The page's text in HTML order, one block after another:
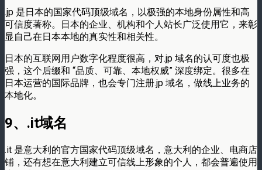
.jp 是日本的国家代码顶级域名，以极强的本地身份属性和高
可信度著称。日本的企业、机构和个人站长广泛使用它，来彰
显自己在日本本地的真实性和相关性。
日本的互联网用户数字化程度很高，对.jp 域名的认可度也极
强，这个后缀和 “品质、可靠、本地权威” 深度绑定。很多在
日本运营的国际品牌，也会专门注册.jp 域名，做线上业务的
本地化。
9、.it域名
.it 是意大利的官方国家代码顶级域名，意大利的企业、电商店
铺，还有想在意大利建立可信线上形象的个人，都会普遍使用